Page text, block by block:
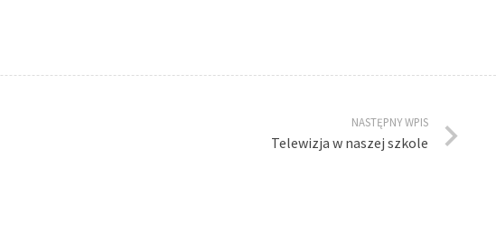
NASTĘPNY WPIS
Telewizja w naszej szkole